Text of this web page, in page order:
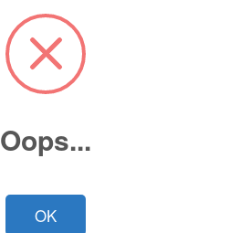
Cotiza ahora
Oops...
OK